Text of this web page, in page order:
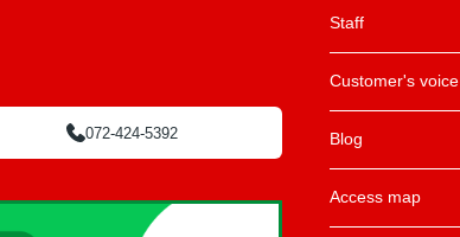
072-424-5392
Staff
Customer's voice
Blog
Access map